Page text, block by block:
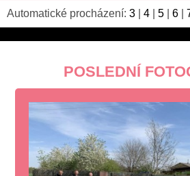
Automatické procházení: 3 4 5 6
POSLEDNÍ